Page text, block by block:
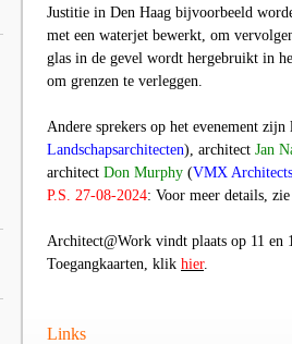
Justitie in Den Haag bijvoorbeeld
met een waterjet bewerkt, om
glas in de gevel wordt hergebruikt in
om grenzen te verleggen.
Andere sprekers op het evenement zijn
Landschapsarchitecten), architect Jan
architect Don Murphy (VMX Architects
P.S. 27-08-2024: Voor meer details,
Architect@Work vindt plaats op 11 en
Toegangkaarten, klik hier.
Links